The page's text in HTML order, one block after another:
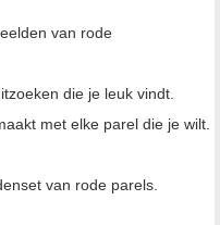
van rode
die je leuk vindt.
met elke parel die je wilt.
van rode parels.